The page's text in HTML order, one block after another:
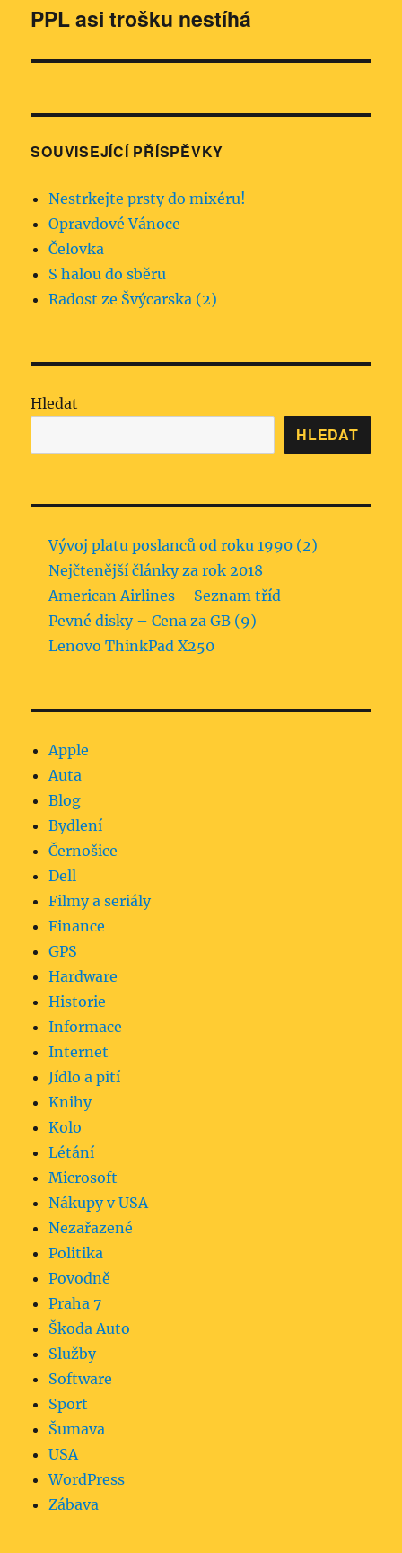
Následující
PPL asi trošku nestíhá
SOUVISEJÍCÍ PŘÍSPĚVKY
Nestrkejte prsty do mixéru!
Opravdové Vánoce
Čelovka
S halou do sběru
Radost ze Švýcarska (2)
Hledat
HLEDAT
Vývoj platu poslanců od roku 1990 (2)
Nejčtenější články za rok 2018
American Airlines – Seznam tříd
Pevné disky – Cena za GB (9)
Lenovo ThinkPad X250
Apple
Auta
Blog
Bydlení
Černošice
Dell
Filmy a seriály
Finance
GPS
Hardware
Historie
Informace
Internet
Jídlo a pití
Knihy
Kolo
Létání
Microsoft
Nákupy v USA
Nezařazené
Politika
Povodně
Praha 7
Škoda Auto
Služby
Software
Sport
Šumava
USA
WordPress
Zábava